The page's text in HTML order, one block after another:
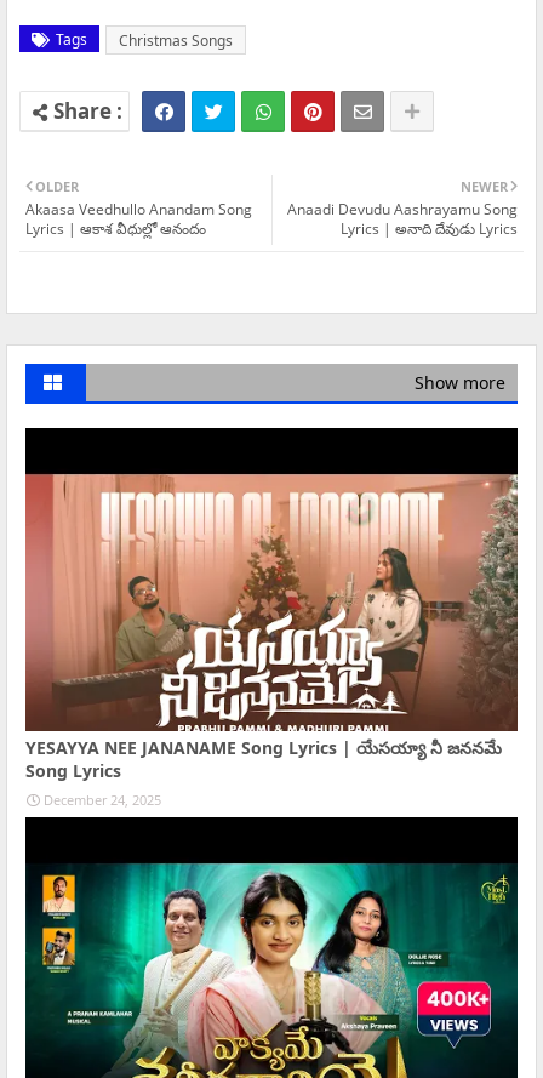
Tags Christmas Songs
NEWER
Anaadi Devudu Aashrayamu Song
Lyrics | అనాది దేవుడు Lyrics
OLDER
Akaasa Veedhullo Anandam Song
Lyrics | ఆకాశ వీధుల్లో ఆనందం
Show more
YESAYYA NEE JANANAME Song Lyrics | యేసయ్యా నీ జననమే
Song Lyrics
December 24, 2025